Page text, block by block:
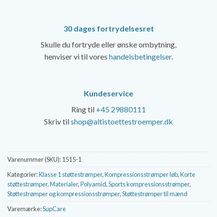
30 dages fortrydelsesret
Skulle du fortryde eller ønske ombytning,
henviser vi til vores handelsbetingelser.
Kundeservice
Ring til +45 29880111
Skriv tilshop@altistoettestroemper.dk
Varenummer (SKU):1515-1
Kategorier:Klasse 1 støttestrømper,Kompressionsstrømper løb,Korte
støttestrømper,Materialer,Polyamid,Sports kompressionsstrømper,
Støttestrømper og kompressionsstrømper,Støttestrømper til mænd
Varemærke:SupCare